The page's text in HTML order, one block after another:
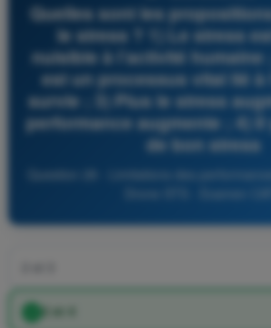
Quelles sont les
le stress ? 1) Le stress
nuisible à l’activité humaine
est un processus vital lié à
survie ; 3) Plus le stress
performance augmente ; 4)
de bon stress
2 et 4